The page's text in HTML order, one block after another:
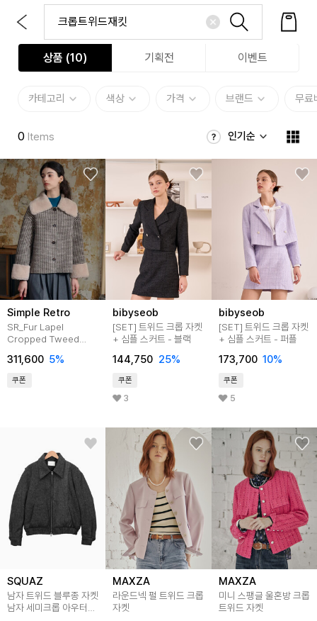
상품 (10) 기획전 이벤트
카테고리 색상 가격 브랜드 무료
0 Items 인기순
Simple Retro
SR_Fur Lapel
Cropped Tweed
311,600 5%
쿠폰
bibyseob
[SET] 트위드 크롭 자켓
+ 심플 스커트 - 블랙
144,750 25%
쿠폰
3
bibyseob
[SET] 트위드 크롭 자켓
+ 심플 스커트 - 퍼플
173,700 10%
쿠폰
5
SQUAZ
남자 트위드 블루종 자켓
남자 세미크롭 아우터
MAXZA
라운드넥 펄 트위드 크롭
자켓
MAXZA
미니 스팽글 울혼방 크롭
트위드 자켓